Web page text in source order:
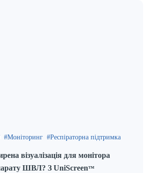
Моніторинг Респіраторна підтримка
візуалізація для монітора
ШВЛ? З UniScreen™